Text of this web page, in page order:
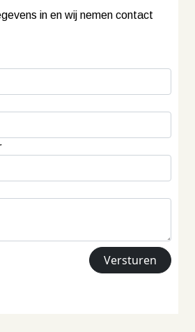
in en wij nemen contact